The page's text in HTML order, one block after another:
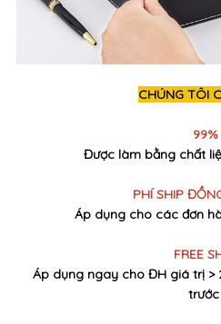
CHÚNG TÔI
99%
Được làm bằng chất
PHÍ SHIP
Áp dụng cho các đơn
FREE
Áp dụng ngay cho ĐH giá trị
trước